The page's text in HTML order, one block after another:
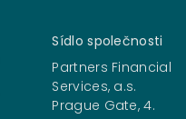
Sídlo společnosti
Partners Financial
Services, a.s.
Prague Gate, 4.